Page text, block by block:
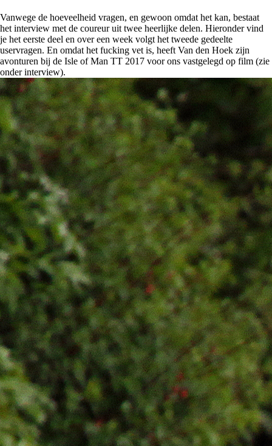
Vanwege de hoeveelheid vragen, en gewoon omdat het kan, bestaat
het interview met de coureur uit twee heerlijke delen. Hieronder vind
je het eerste deel en over een week volgt het tweede gedeelte
uservragen. En omdat het fucking vet is, heeft Van den Hoek zijn
avonturen bij de Isle of Man TT 2017 voor ons vastgelegd op film (zie
onder interview).